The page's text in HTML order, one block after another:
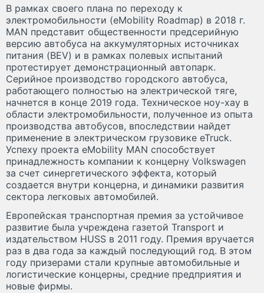
В рамках своего плана по переходу к
электромобильности (eMobility Roadmap) в 2018 г.
MAN представит общественности предсерийную
версию автобуса на аккумуляторных источниках
питания (BEV) и в рамках полевых испытаний
протестирует демонстрационный автопарк.
Серийное производство городского автобуса,
работающего полностью на электрической тяге,
начнется в конце 2019 года. Техническое ноу-хау в
области электромобильности, полученное из опыта
производства автобусов, впоследствии найдет
применение в электрическом грузовике eTruck.
Успеху проекта eMobility MAN способствует
принадлежность компании к концерну Volkswagen
за счет синергетического эффекта, который
создается внутри концерна, и динамики развития
сектора легковых автомобилей.
Европейская транспортная премия за устойчивое
развитие была учреждена газетой Transport и
издательством HUSS в 2011 году. Премия вручается
раз в два года за каждый последующий год. В этом
году призерами стали крупные автомобильные и
логистические концерны, средние предприятия и
новые фирмы.